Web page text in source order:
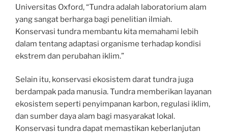
Universitas Oxford, “Tundra adalah laboratorium alam
yang sangat berharga bagi penelitian ilmiah.
Konservasi tundra membantu kita memahami lebih
dalam tentang adaptasi organisme terhadap kondisi
ekstrem dan perubahan iklim.”
Selain itu, konservasi ekosistem darat tundra juga
berdampak pada manusia. Tundra memberikan layanan
ekosistem seperti penyimpanan karbon, regulasi iklim,
dan sumber daya alam bagi masyarakat lokal.
Konservasi tundra dapat memastikan keberlanjutan